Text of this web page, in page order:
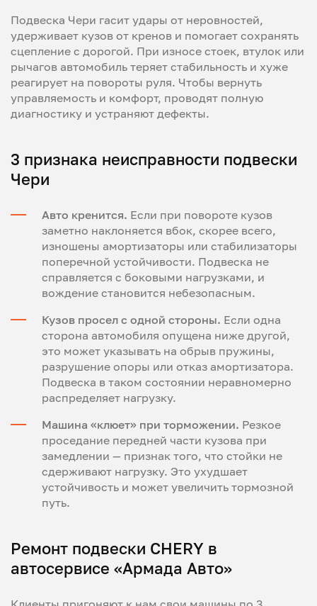
Подвеска Чери гасит удары от неровностей,
удерживает кузов от кренов и помогает сохранять
сцепление с дорогой. При износе стоек, втулок или
рычагов автомобиль теряет стабильность и хуже
реагирует на повороты руля. Чтобы вернуть
управляемость и комфорт, проводят полную
диагностику и устраняют дефекты.
3 признака неисправности подвески
Чери
Авто кренится. Если при повороте кузов
заметно наклоняется вбок, скорее всего,
изношены амортизаторы или стабилизаторы
поперечной устойчивости. Подвеска не
справляется с боковыми нагрузками, и
вождение становится небезопасным.
Кузов просел с одной стороны. Если одна
сторона автомобиля опущена ниже другой,
это может указывать на обрыв пружины,
разрушение опоры или отказ амортизатора.
Подвеска в таком состоянии неравномерно
распределяет нагрузку.
Машина «клюет» при торможении. Резкое
проседание передней части кузова при
замедлении — признак того, что стойки не
сдерживают нагрузку. Это ухудшает
устойчивость и может увеличить тормозной
путь.
Ремонт подвески CHERY в
автосервисе «Армада Авто»